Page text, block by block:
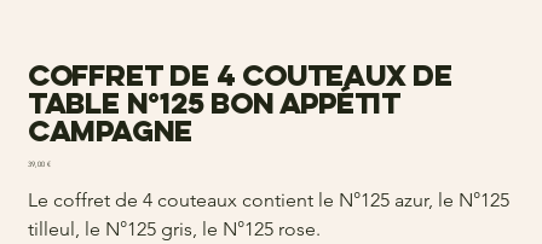
Coffret de 4 couteaux de
table N°125 Bon Appétit
Campagne
Prix
39,00 €
Le coffret de 4 couteaux contient le N°125 azur, le N°125
tilleul, le N°125 gris, le N°125 rose.